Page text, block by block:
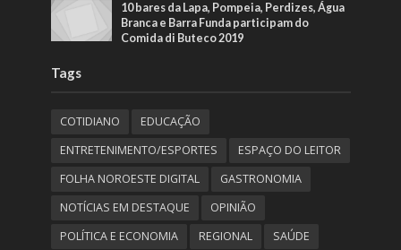
10 bares da Lapa, Pompeia, Perdizes, Água
Branca e Barra Funda participam do
Comida di Buteco 2019
Tags
COTIDIANO
EDUCAÇÃO
ENTRETENIMENTO/ESPORTES
ESPAÇO DO LEITOR
FOLHA NOROESTE DIGITAL
GASTRONOMIA
NOTÍCIAS EM DESTAQUE
OPINIÃO
POLÍTICA E ECONOMIA
REGIONAL SAÚDE